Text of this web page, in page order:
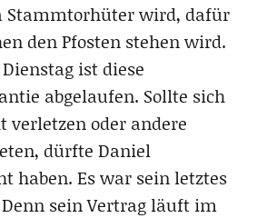
Stammtorhüter wird, dafür
den Pfosten stehen wird.
ist diese
abgelaufen. Sollte sich
verletzen oder andere
dürfte Daniel
haben. Es war sein letztes
sein Vertrag läuft im